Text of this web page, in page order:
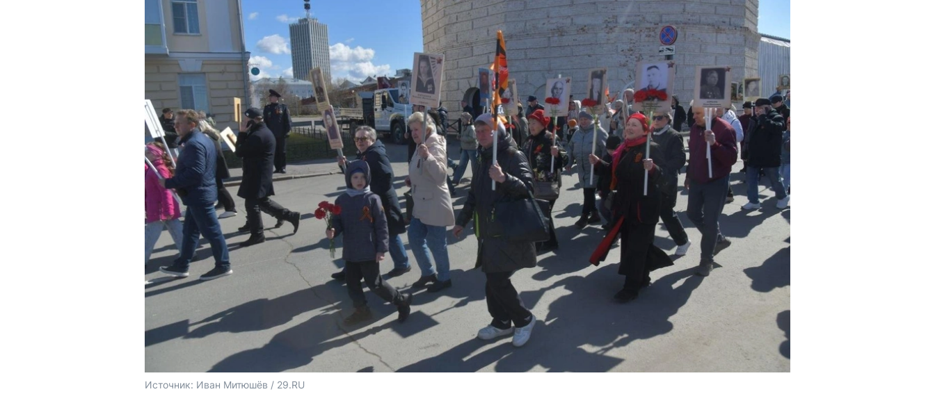
Источник: Иван Митюшёв / 29.RU